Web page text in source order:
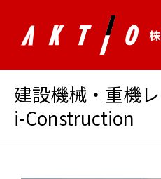
建設機械・重機
i-Construction